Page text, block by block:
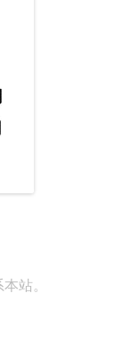
站。